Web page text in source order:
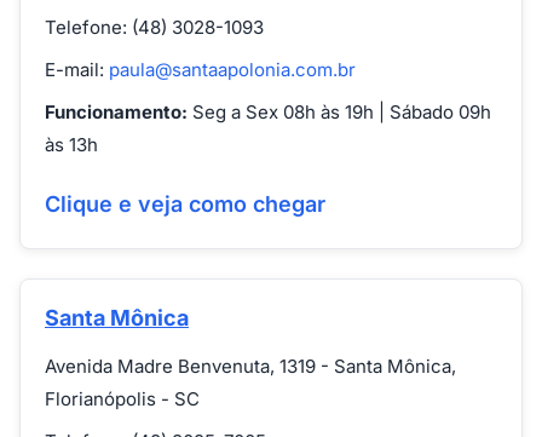
Telefone: (48) 3028-1093
E-mail: paula@santaapolonia.com.br
Funcionamento: Seg a Sex 08h às 19h | Sábado 09h
às 13h
Clique e veja como chegar
Santa Mônica
Avenida Madre Benvenuta, 1319 - Santa Mônica,
Florianópolis - SC